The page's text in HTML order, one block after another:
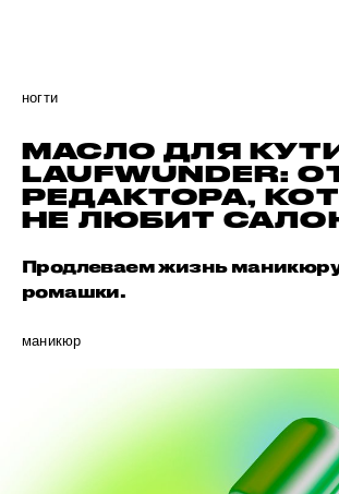
ногти
МАСЛО ДЛЯ
LAUFWUNDER:
РЕДАКТОРА,
НЕ ЛЮБИТ
Продлеваем жизнь
ромашки.
маникюр